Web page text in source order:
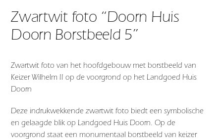
Zwartwit foto “Doorn Huis
Doorn Borstbeeld 5”
Zwartwit foto van het hoofdgebouw met borstbeeld van
Keizer Wilhelm II op de voorgrond op het Landgoed Huis
Doorn
Deze indrukwekkende zwartwit foto biedt een symbolische
en gelaagde blik op Landgoed Huis Doorn. Op de
voorgrond staat een monumentaal borstbeeld van keizer